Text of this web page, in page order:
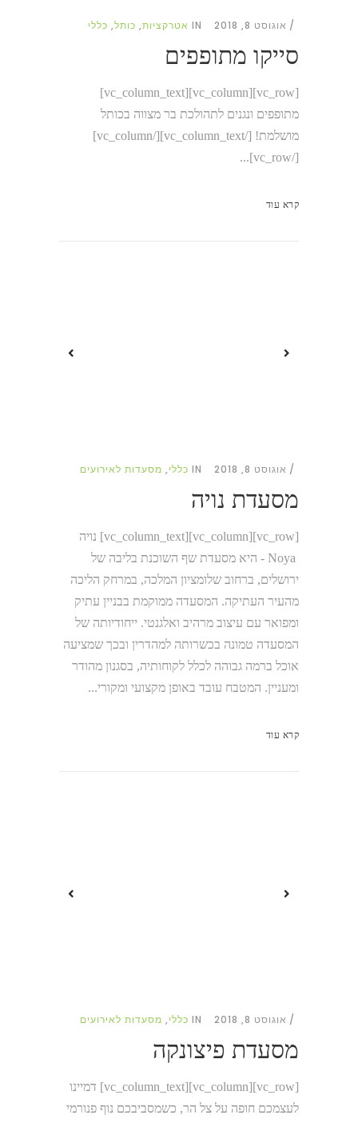
אוגוסט 8, 2018 IN אטרקציות, כותל, כללי
סייקו מתופפים
[vc_row][vc_column][vc_column_text]
מתופפים ונגנים לתהולכת בר מצווה בכותל
מושלמת! [/vc_column_text][/vc_column]
[/vc_row]...
קרא עוד
אוגוסט 8, 2018 IN כללי, מסעדות לאירועים
מסעדת נויה
[vc_row][vc_column][vc_column_text] נויה
Noya - היא מסעדת שף השוכנת בליבה של
ירושלים, ברחוב שלומציון המלכה, במרחק הליכה
מהעיר העתיקה. המסעדה ממוקמת בבניין עתיק
ומפואר עם עיצוב מרהיב ואלגנטי. ייחודיותה של
המסעדה טמונה בכשרותה למהדרין ובכך שמציעה
אוכל ברמה גבוהה לכלל לקוחותיה, בסגנון מהודר
ומעניין. המטבח עובד באופן מקצועי ומקורי...
קרא עוד
אוגוסט 8, 2018 IN כללי, מסעדות לאירועים
מסעדת פיצונקה
[vc_row][vc_column][vc_column_text] דמיינו
לעצמכם חופה על צל הר, כשמסביבכם נוף פנורמי